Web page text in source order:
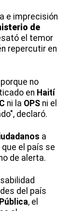
e imprecisión
de
el temor
repercutir en
no
en Haití
ni la OPS ni el
declaró.
a
el país se
de alerta.
del país
, el